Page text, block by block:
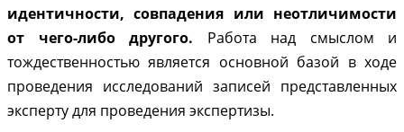
идентичности, совпадения или неотличимости
от чего-либо другого. Работа над смыслом и
тождественностьюявляется основной базой в ходе
проведения исследований записей представленных
эксперту для проведения экспертизы.